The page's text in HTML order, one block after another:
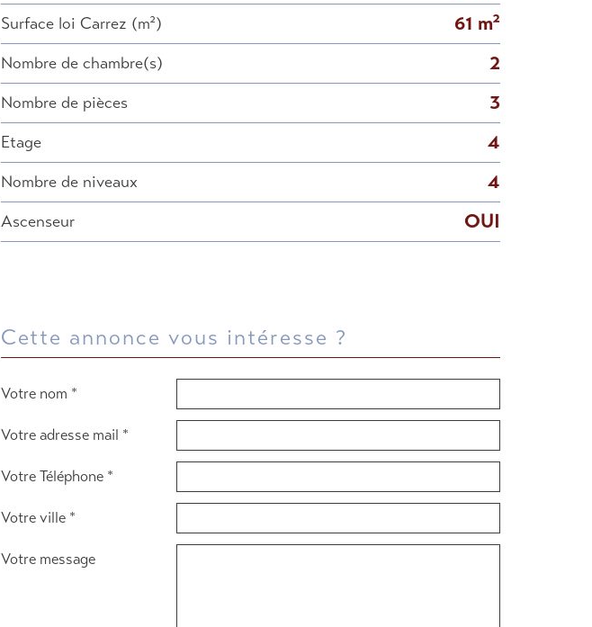
Surface loi Carrez (m²) 61 m²
Nombre de chambre(s) 2
Nombre de pièces 3
Etage 4
Nombre de niveaux 4
Ascenseur OUI
cette annonce vous intéresse ?
Votre nom *
Votre adresse mail *
Votre Téléphone *
Votre ville *
Votre message